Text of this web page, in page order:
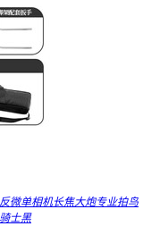
微单相机长焦大炮专业拍鸟
士黑